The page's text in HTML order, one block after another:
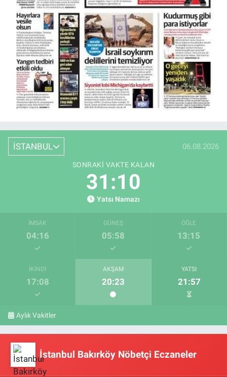
İSTANBUL 06.08.2026
SONRAKI VAKTE KALAN
31:09
Yatsı Namazı
İMSAK
04:16
GÜNEŞ
05:58
ÖĞLE
13:15
İKINDI
17:08
AKŞAM
20:23
YATSI
21:57
Aylık Vakitler
İstanbul Bakırköy Nöbetçi Eczaneler